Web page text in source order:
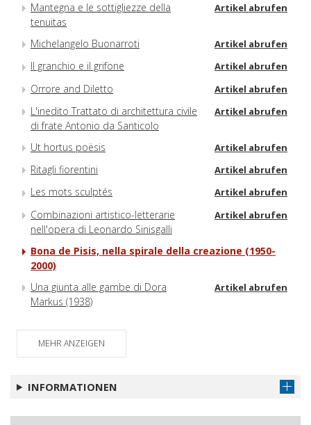
Mantegna e le sottigliezze della
tenuitas
Artikel abrufen
Michelangelo Buonarroti Artikel abrufen
Il granchio e il grifone Artikel abrufen
Orrore and Diletto Artikel abrufen
L'inedito Trattato di architettura civile
di frate Antonio da Santicolo
Artikel abrufen
Ut hortus poësis Artikel abrufen
Ritagli fiorentini Artikel abrufen
Les mots sculptés Artikel abrufen
Combinazioni artistico-letterarie
nell'opera di Leonardo Sinisgalli
Artikel abrufen
Bona de Pisis, nella spirale della creazione (1950-
2000)
Una giunta alle gambe di Dora
Markus (1938)
Artikel abrufen
MEHR ANZEIGEN
INFORMATIONEN